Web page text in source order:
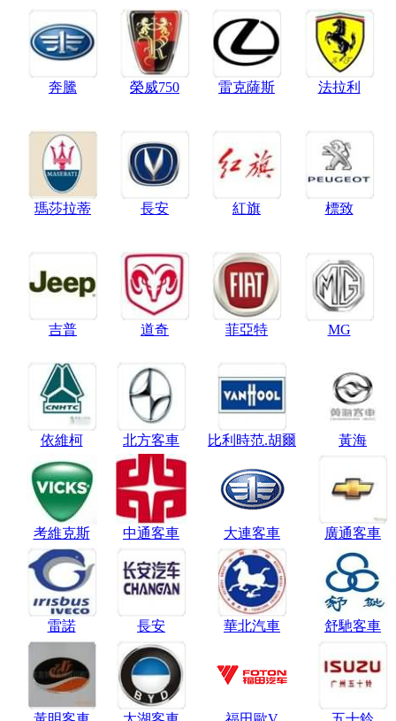
奔騰 榮威750 雷克薩斯 法拉利
瑪莎拉蒂 長安 紅旗 標致
吉普 道奇 菲亞特 MG
依維柯 北方客車 比利時范.胡爾 黃海
考維克斯 中通客車 大連客車 廣通客車
雷諾 長安 華北汽車 舒馳客車